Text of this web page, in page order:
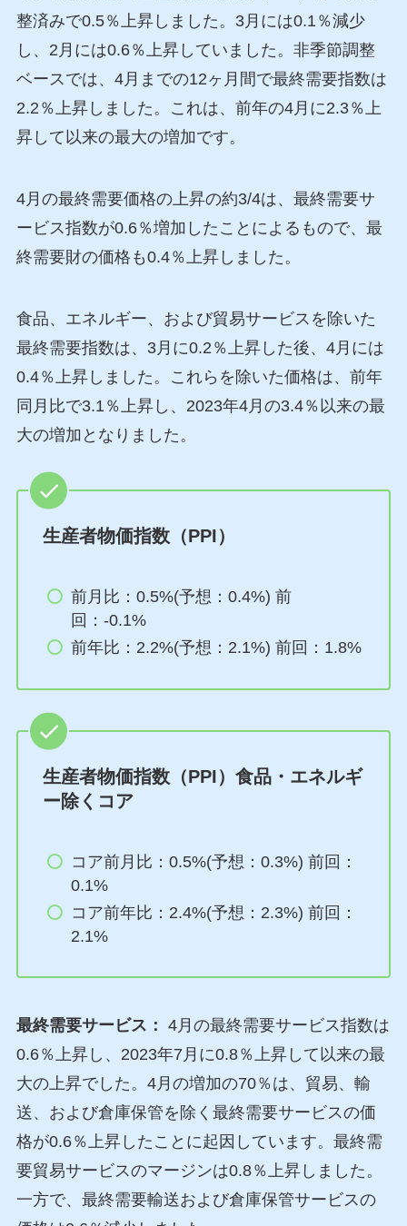
整済みで0.5％上昇しました。3月には0.1％減少
し、2月には0.6％上昇していました。非季節調整
ベースでは、4月までの12ヶ月間で最終需要指数は
2.2％上昇しました。これは、前年の4月に2.3％上
昇して以来の最大の増加です。
4月の最終需要価格の上昇の約3/4は、最終需要サ
ービス指数が0.6％増加したことによるもので、最
終需要財の価格も0.4％上昇しました。
食品、エネルギー、および貿易サービスを除いた
最終需要指数は、3月に0.2％上昇した後、4月には
0.4％上昇しました。これらを除いた価格は、前年
同月比で3.1％上昇し、2023年4月の3.4％以来の最
大の増加となりました。
生産者物価指数（PPI）
前月比：0.5%(予想：0.4%) 前
回：-0.1%
前年比：2.2%(予想：2.1%) 前回：1.8%
生産者物価指数（PPI）食品・エネルギ
ー除くコア
コア前月比：0.5%(予想：0.3%) 前回：
0.1%
コア前年比：2.4%(予想：2.3%) 前回：
2.1%
最終需要サービス： 4月の最終需要サービス指数は
0.6％上昇し、2023年7月に0.8％上昇して以来の最
大の上昇でした。4月の増加の70％は、貿易、輸
送、および倉庫保管を除く最終需要サービスの価
格が0.6％上昇したことに起因しています。最終需
要貿易サービスのマージンは0.8％上昇しました。
一方で、最終需要輸送および倉庫保管サービスの